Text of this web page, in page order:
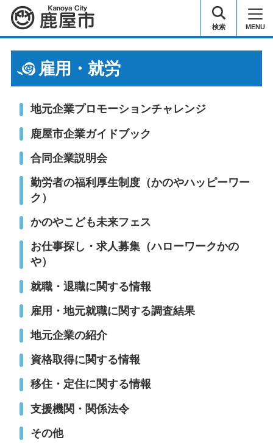
鹿屋市 検索 MENU
雇用・就労
地元企業プロモーションチャレンジ
鹿屋市企業ガイドブック
合同企業説明会
勤労者の福利厚生制度（かのやハッピーワー
ク）
かのやこども未来フェス
お仕事探し・求人募集（ハローワークかの
や）
就職・退職に関する情報
雇用・地元就職に関する調査結果
地元企業の紹介
資格取得に関する情報
移住・定住に関する情報
支援機関・関係法令
その他